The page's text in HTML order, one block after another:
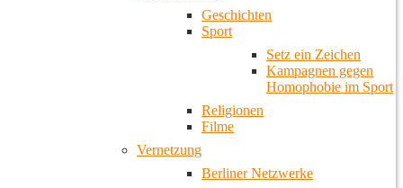
Geschichten
Sport
Setz ein Zeichen
Kampagnen gegen
Homophobie im Sport
Religionen
Filme
Vernetzung
Berliner Netzwerke